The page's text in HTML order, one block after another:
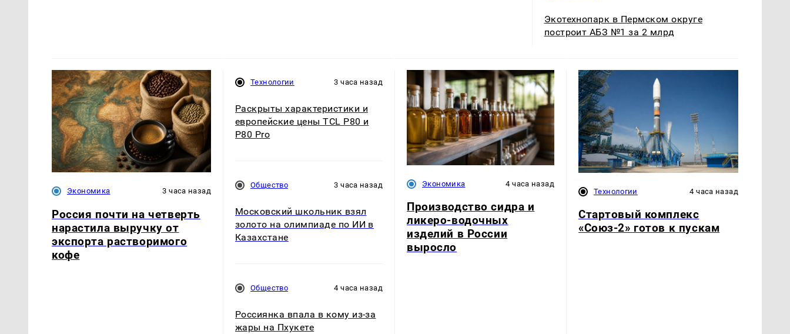
Экотехнопарк в Пермском округе
построит АБЗ №1 за 2 млрд
Экономика 3 часа назад
Россия почти на четверть
нарастила выручку от
экспорта растворимого
кофе
Технологии 3 часа назад
Раскрыты характеристики и
европейские цены TCL P80 и
P80 Pro
Общество 3 часа назад
Московский школьник взял
золото на олимпиаде по ИИ в
Казахстане
Общество 4 часа назад
Россиянка впала в кому из-за
жары на Пхукете
Экономика 4 часа назад
Производство сидра и
ликеро-водочных
изделий в России
выросло
Технологии 4 часа назад
Стартовый комплекс
«Союз-2» готов к пускам